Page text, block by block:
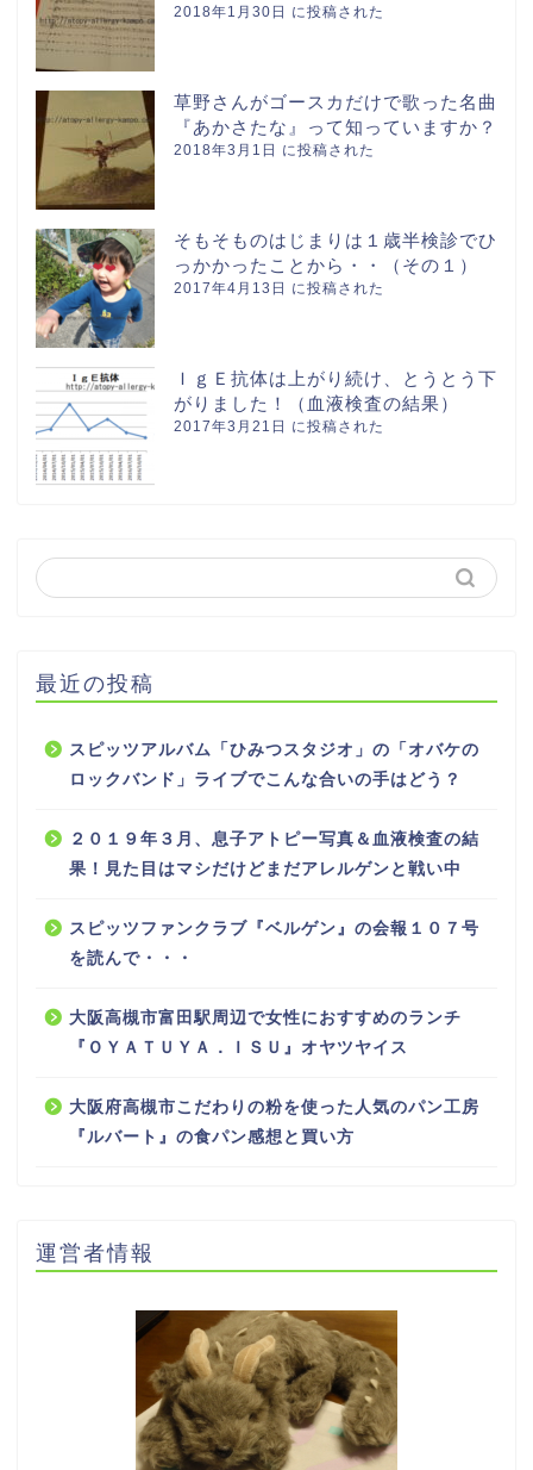
2018年1月30日 に投稿された
草野さんがゴースカだけで歌った名曲
『あかさたな』って知っていますか？
2018年3月1日 に投稿された
そもそものはじまりは１歳半検診でひ
っかかったことから・・（その１）
2017年4月13日 に投稿された
ＩｇＥ抗体は上がり続け、とうとう下
がりました！（血液検査の結果）
2017年3月21日 に投稿された
最近の投稿
スピッツアルバム「ひみつスタジオ」の「オバケの
ロックバンド」ライブでこんな合いの手はどう？
２０１９年３月、息子アトピー写真＆血液検査の結
果！見た目はマシだけどまだアレルゲンと戦い中
スピッツファンクラブ『ベルゲン』の会報１０７号
を読んで・・・
大阪高槻市富田駅周辺で女性におすすめのランチ
『ＯＹＡＴＵＹＡ．ＩＳＵ』オヤツヤイス
大阪府高槻市こだわりの粉を使った人気のパン工房
『ルバート』の食パン感想と買い方
運営者情報